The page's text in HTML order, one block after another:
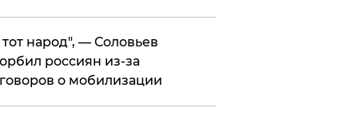
народ", — Соловьев
россиян из-за
о мобилизации